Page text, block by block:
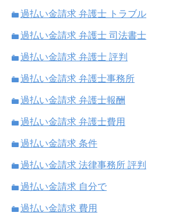
過払い金請求 弁護士 トラブル
過払い金請求 弁護士 司法書士
過払い金請求 弁護士 評判
過払い金請求 弁護士事務所
過払い金請求 弁護士報酬
過払い金請求 弁護士費用
過払い金請求 条件
過払い金請求 法律事務所 評判
過払い金請求 自分で
過払い金請求 費用